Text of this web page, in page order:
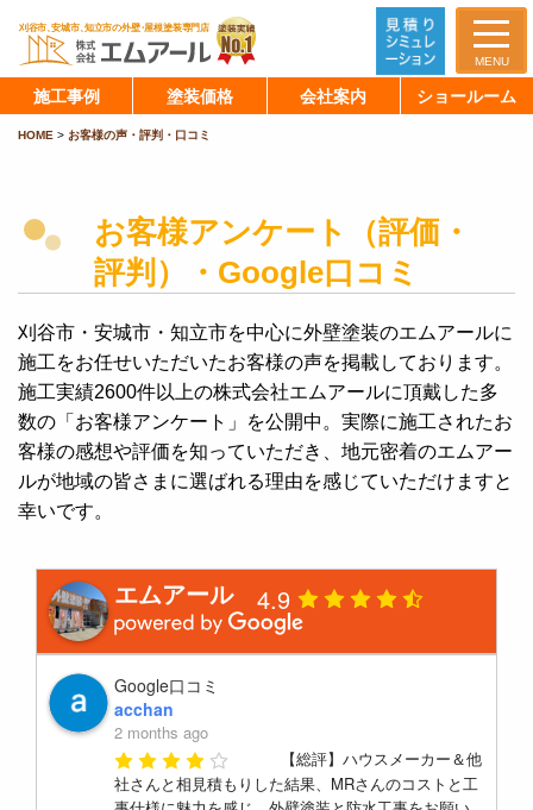
MENU
施工事例 塗装価格 会社案内 ショールーム
HOME > お客様の声・評判・口コミ
お客様アンケート（評価・
評判）・Google口コミ
刈谷市・安城市・知立市を中心に外壁塗装のエムアールに
施工をお任せいただいたお客様の声を掲載しております。
施工実績2600件以上の株式会社エムアールに頂戴した多
数の「お客様アンケート」を公開中。実際に施工されたお
客様の感想や評価を知っていただき、地元密着のエムアー
ルが地域の皆さまに選ばれる理由を感じていただけますと
幸いです。
エムアール 4.9
Google口コミ
acchan
2 months ago
【総評】ハウスメーカー＆他
社さんと相見積もりした結果、MRさんのコストと工